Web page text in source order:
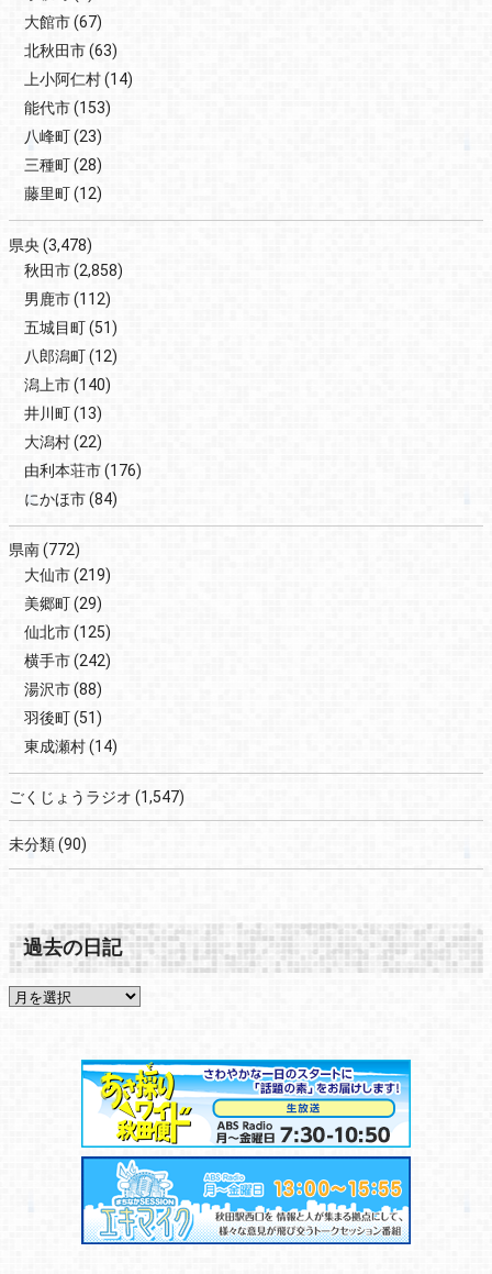
大館市(67)
北秋田市(63)
上小阿仁村(14)
能代市(153)
八峰町(23)
三種町(28)
藤里町(12)
県央(3,478)
秋田市(2,858)
男鹿市(112)
五城目町(51)
八郎潟町(12)
潟上市(140)
井川町(13)
大潟村(22)
由利本荘市(176)
にかほ市(84)
県南(772)
大仙市(219)
美郷町(29)
仙北市(125)
横手市(242)
湯沢市(88)
羽後町(51)
東成瀬村(14)
ごくじょうラジオ (1,547)
未分類(90)
過去の日記